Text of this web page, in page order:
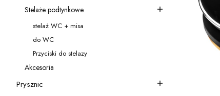
Kategoria - Stelaże podtynkowe
Stelaże podtynkowe
Kategoria - stelaż WC + misa
stelaż WC + misa
Kategoria - do WC
do WC
Kategoria - Przyciski do stelazy
Przyciski do stelazy
Kategoria - Akcesoria
Akcesoria
Kategoria - Prysznic
Prysznic